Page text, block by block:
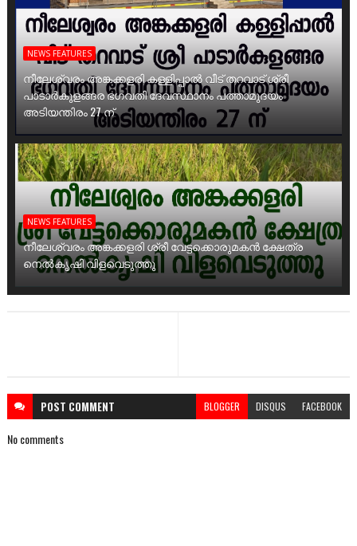
NEWS FEATURES
നീലേശ്വരം അങ്കക്കളരി കള്ളിപ്പാൽ വീട് തറവാട് ശ്രീ
പാടാർകുളങ്ങര ഭഗവതി ദേവസ്ഥാനം പത്താമുദയം
അടിയന്തിരം 27 ന്
NEWS FEATURES
നീലേശ്വരം അങ്കക്കളരി ശ്രീ വേട്ടക്കൊരുമകൻ ക്ഷേത്ര
നെൽകൃഷി വിളവെടുത്തു
POST COMMENT BLOGGER DISQUS FACEBOOK
No comments